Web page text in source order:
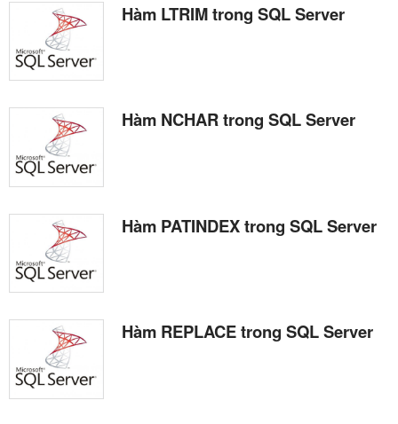
Hàm LTRIM trong SQL Server
Hàm NCHAR trong SQL Server
Hàm PATINDEX trong SQL Server
Hàm REPLACE trong SQL Server